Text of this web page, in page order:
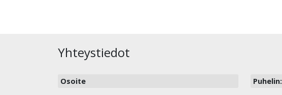
Yhteystiedot
Osoite Puhelin: